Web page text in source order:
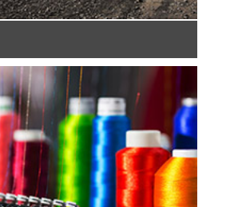
промышленность Германии -
качество, инновации и
Современные
и ткачества